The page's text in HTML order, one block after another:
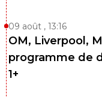
09 août , 13:16
OM, Liverpool,
programme de
1+